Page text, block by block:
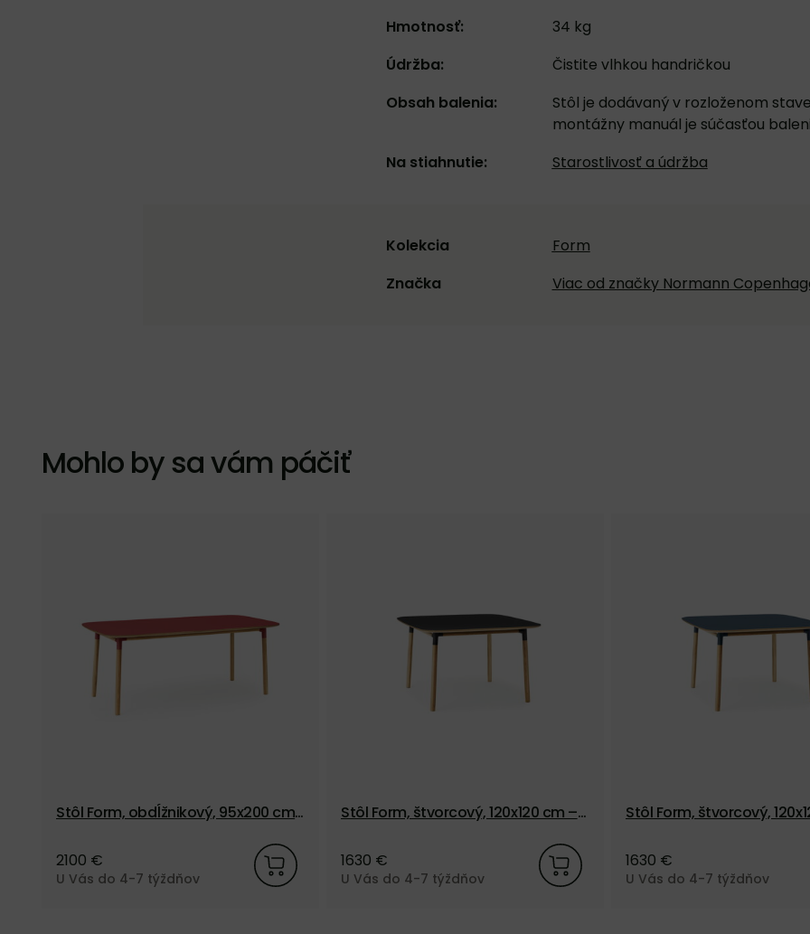
Hmotnosť:
34 kg
Údržba:
Čistite vlhkou handričkou
Obsah balenia:
Stôl je dodávaný v rozloženom
montážny manuál je súčasťou
Na stiahnutie:
Starostlivosť a údržba
Kolekcia
Form
Značka
Viac od značky Normann
Mohlo by sa vám páčiť
Stôl Form, obdĺžnikový, 95x200 cm
2100 €
U Vás do 4-7 týždňov
Stôl Form, štvorcový, 120x120 cm –
1630 €
U Vás do 4-7 týždňov
Stôl Form, štvorcový,
1630 €
U Vás do 4-7 týždňov